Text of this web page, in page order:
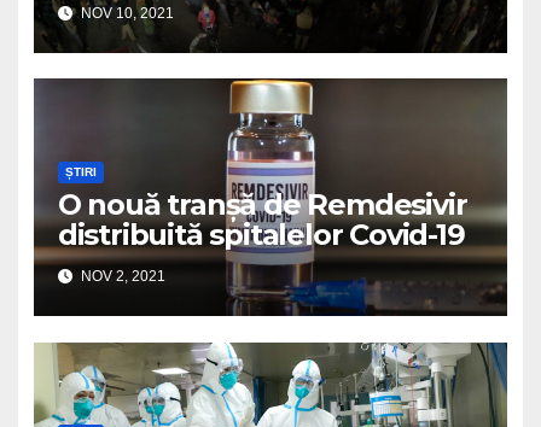
NOV 10, 2021
ȘTIRI
O nouă tranșă de Remdesivir
distribuită spitalelor Covid-19
NOV 2, 2021